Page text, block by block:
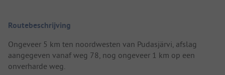
Routebeschrijving
Ongeveer 5 km ten noordwesten van Pudasjärvi, afslag
aangegeven vanaf weg 78, nog ongeveer 1 km op een
onverharde weg.